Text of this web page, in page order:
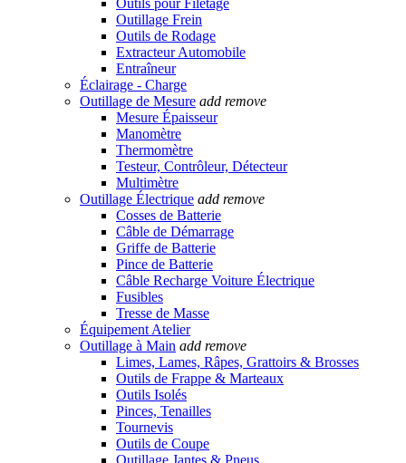
Outils pour Filetage
Outillage Frein
Outils de Rodage
Extracteur Automobile
Entraîneur
Éclairage - Charge
Outillage de Mesure add remove
Mesure Épaisseur
Manomètre
Thermomètre
Testeur, Contrôleur, Détecteur
Multimètre
Outillage Électrique add remove
Cosses de Batterie
Câble de Démarrage
Griffe de Batterie
Pince de Batterie
Câble Recharge Voiture Électrique
Fusibles
Tresse de Masse
Équipement Atelier
Outillage à Main add remove
Limes, Lames, Râpes, Grattoirs & Brosses
Outils de Frappe & Marteaux
Outils Isolés
Pinces, Tenailles
Tournevis
Outils de Coupe
Outillage Jantes & Pneus